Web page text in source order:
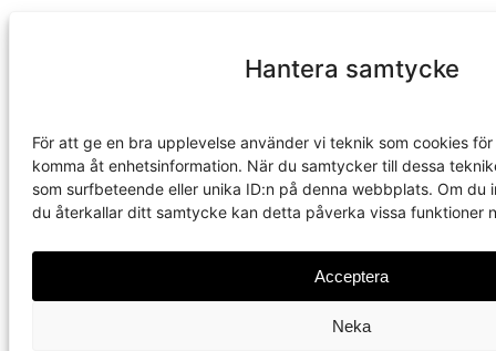
Hantera samtycke
För att ge en bra upplevelse använder vi teknik som cookies
komma åt enhetsinformation. När du samtycker till dessa
som surfbeteende eller unika ID:n på denna webbplats. Om du
du återkallar ditt samtycke kan detta påverka vissa funktioner
Acceptera
Neka